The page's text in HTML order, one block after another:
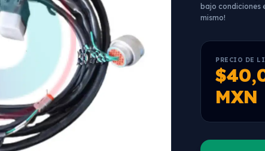
bajo condiciones
mismo!
PRECIO DE
MXN